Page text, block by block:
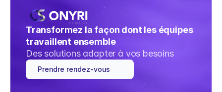
Transformez la façon dont les équipes
travaillent ensemble
Des solutions adapter à vos besoins
Prendre rendez-vous